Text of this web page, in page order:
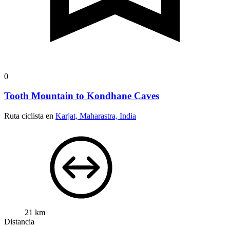
0
Tooth Mountain to Kondhane Caves
Ruta ciclista en Karjat, Maharastra, India
21 km
Distancia